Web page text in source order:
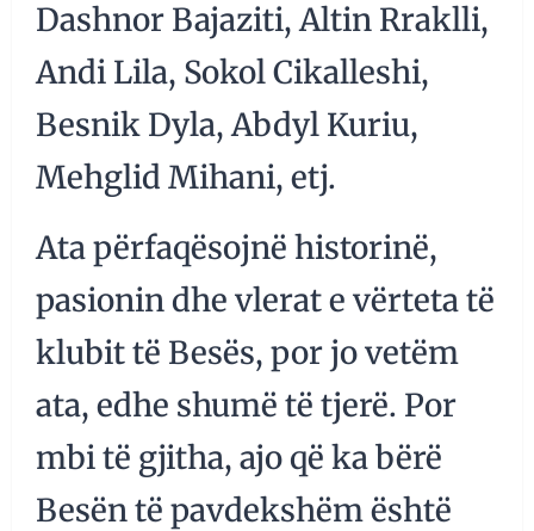
Dashnor Bajaziti, Altin Rraklli,
Andi Lila, Sokol Cikalleshi,
Besnik Dyla, Abdyl Kuriu,
Mehglid Mihani, etj.
Ata përfaqësojnë historinë,
pasionin dhe vlerat e vërteta të
klubit të Besës, por jo vetëm
ata, edhe shumë të tjerë. Por
mbi të gjitha, ajo që ka bërë
Besën të pavdekshëm është